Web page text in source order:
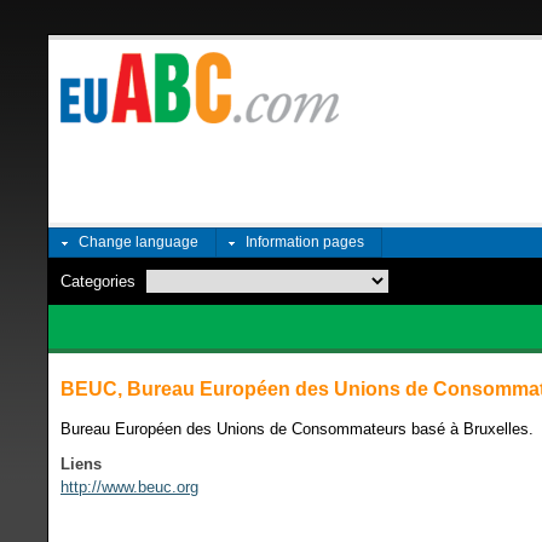
Change language Information pages
Categories
BEUC, Bureau Européen des Unions de
Bureau Européen des Unions de Consommateurs basé à Bruxelles.
Liens
http://www.beuc.org